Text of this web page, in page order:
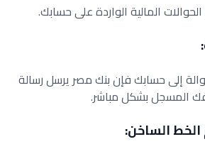
المالية الواردة على حسابك.
إلى حسابك فإن بنك مصر يرسل رسالة
المسجل بشكل مباشر.
الخط الساخن: